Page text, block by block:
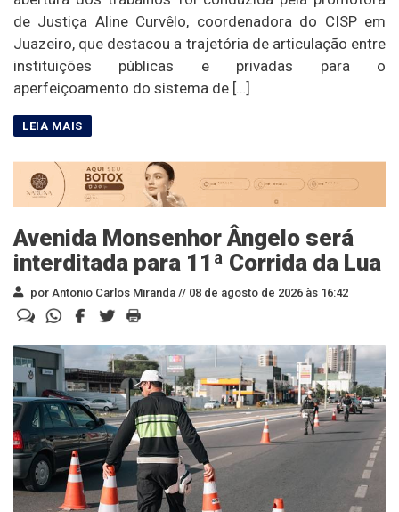
de Justiça Aline Curvêlo, coordenadora do CISP em
Juazeiro, que destacou a trajetória de articulação entre
instituições públicas e privadas para o
aperfeiçoamento do sistema de […]
Avenida Monsenhor Ângelo será
interditada para 11ª Corrida da Lua
por Antonio Carlos Miranda // 08 de agosto de 2026 às 16:42